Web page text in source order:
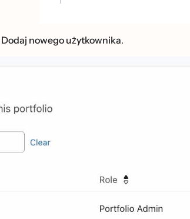
Dodaj nowego użytkownika.